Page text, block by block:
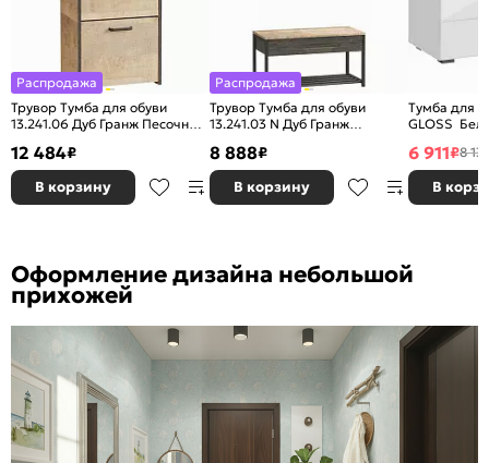
Распродажа
Трувор Тумба для обуви
13.241.06 Дуб Гранж Песочный,
12 484₽
В корзину
Распродажа
Трувор Тумба для обуви
13.241.03 N Дуб Гранж
8 888₽
В корзину
Тумба для
GLOSS
6 911₽8
В
Оформление дизайна небольшой
прихожей